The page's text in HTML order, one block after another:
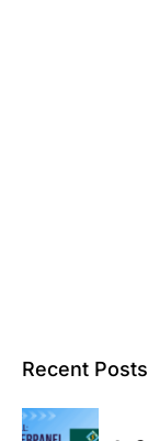
Recent Posts